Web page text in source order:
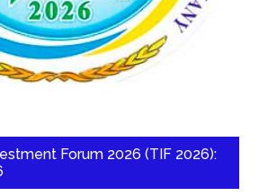
Forum 2026 (TIF 2026):